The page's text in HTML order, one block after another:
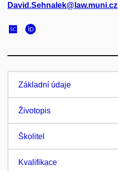
David.Sehnalek@law.muni.cz
Základní údaje
Životopis
Školitel
Kvalifikace